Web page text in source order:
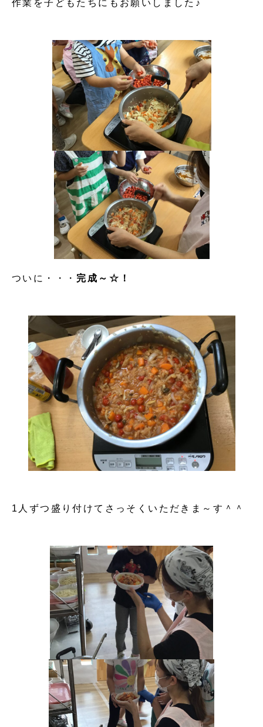
作業を子どもたちにもお願いしました♪
ついに・・・ 完成～☆！
1人ずつ盛り付けてさっそくいただきま～す＾＾